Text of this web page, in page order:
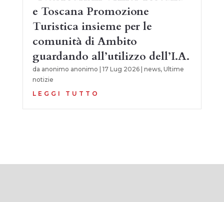
e Toscana Promozione
Turistica insieme per le
comunità di Ambito
guardando all’utilizzo dell’I.A.
da anonimo anonimo | 17 Lug 2026| news, Ultime
notizie
LEGGI TUTTO